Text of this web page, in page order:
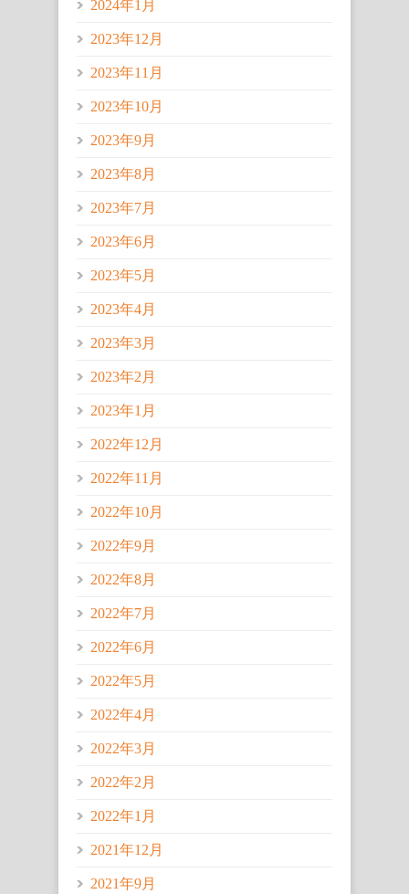
2024年1月
2023年12月
2023年11月
2023年10月
2023年9月
2023年8月
2023年7月
2023年6月
2023年5月
2023年4月
2023年3月
2023年2月
2023年1月
2022年12月
2022年11月
2022年10月
2022年9月
2022年8月
2022年7月
2022年6月
2022年5月
2022年4月
2022年3月
2022年2月
2022年1月
2021年12月
2021年9月